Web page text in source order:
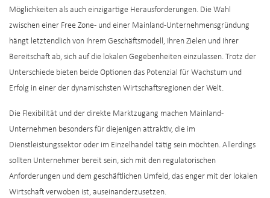
Möglichkeiten als auch einzigartige Herausforderungen. Die Wahl
zwischen einer Free Zone- und einer Mainland-Unternehmensgründung
hängt letztendlich von Ihrem Geschäftsmodell, Ihren Zielen und Ihrer
Bereitschaft ab, sich auf die lokalen Gegebenheiten einzulassen. Trotz der
Unterschiede bieten beide Optionen das Potenzial für Wachstum und
Erfolg in einer der dynamischsten Wirtschaftsregionen der Welt.
Die Flexibilität und der direkte Marktzugang machen Mainland-
Unternehmen besonders für diejenigen attraktiv, die im
Dienstleistungssektor oder im Einzelhandel tätig sein möchten. Allerdings
sollten Unternehmer bereit sein, sich mit den regulatorischen
Anforderungen und dem geschäftlichen Umfeld, das enger mit der lokalen
Wirtschaft verwoben ist, auseinanderzusetzen.